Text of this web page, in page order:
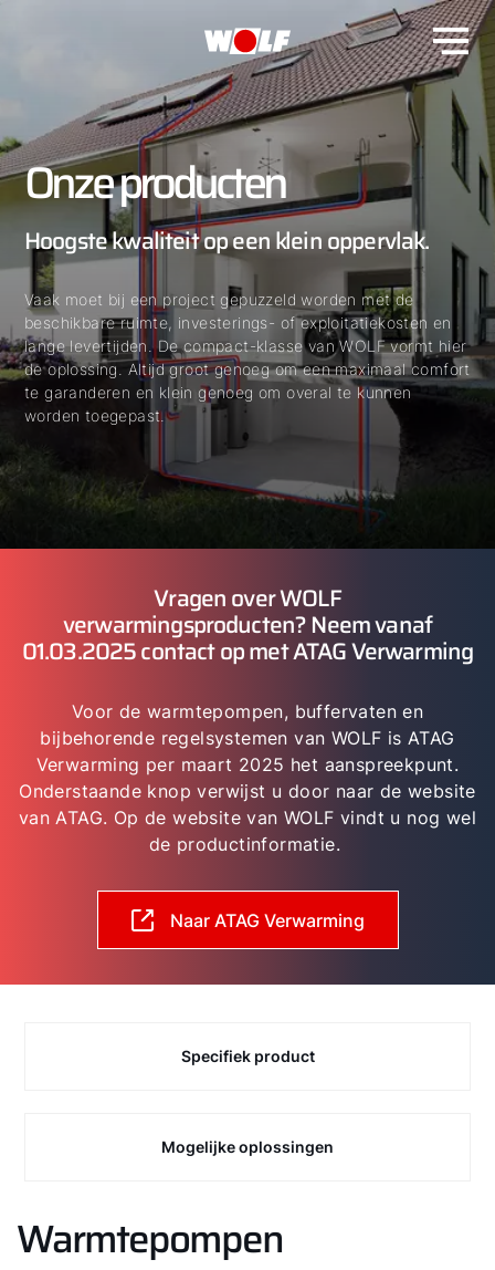
Onze producten
Hoogste kwaliteit op een klein oppervlak.
Vaak moet bij een project gepuzzeld worden met de
beschikbare ruimte, investerings- of exploitatiekosten en
lange levertijden. De compact-klasse van WOLF vormt hier
de oplossing. Altijd groot genoeg om een maximaal comfort
te garanderen en klein genoeg om overal te kunnen
worden toegepast.
Vragen over WOLF
verwarmingsproducten? Neem vanaf
01.03.2025 contact op met ATAG Verwarming
Voor de warmtepompen, buffervaten en
bijbehorende regelsystemen van WOLF is ATAG
Verwarming per maart 2025 het aanspreekpunt.
Onderstaande knop verwijst u door naar de website
van ATAG. Op de website van WOLF vindt u nog wel
de productinformatie.
Naar ATAG Verwarming
Specifiek product
Mogelijke oplossingen
Warmtepompen